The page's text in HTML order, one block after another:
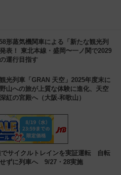
形蒸気機関車による「新たな観光列
表！ 東北本線・盛岡〜一ノ関で2029
運行目指す
光列車「GRAN 天空」2025年度末に
山への旅が上質な体験に進化、天空
紅の宮殿へ（大阪-和歌山）
でサイクルトレインを実証運転 自転
ずに列車へ 9/27・28実施